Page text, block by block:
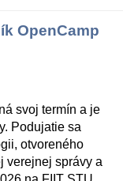
OpenCamp
svoj termín a je
Podujatie sa
otvoreného
verejnej správy a